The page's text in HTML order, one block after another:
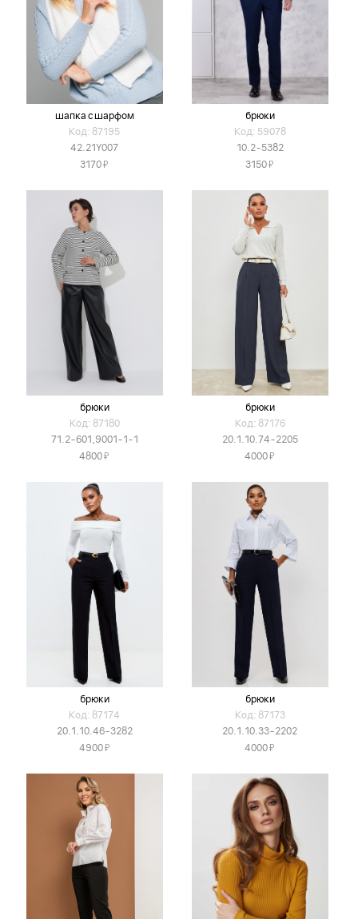
шапка с шарфом
Код: 87195
42.21Y007
3170Я
брюки
Код: 59078
10.2-5382
3150Я
брюки
Код: 87180
71.2-601,9001-1-1
4800Я
брюки
Код: 87176
20.1.10.74-2205
4000Я
брюки
Код: 87174
20.1.10.46-3282
4900Я
брюки
Код: 87173
20.1.10.33-2202
4000Я